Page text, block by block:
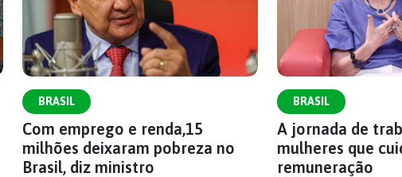
BRASIL
Com emprego e renda,15
milhões deixaram pobreza no
Brasil, diz ministro
BRASIL
A jornada de
mulheres que
remuneração